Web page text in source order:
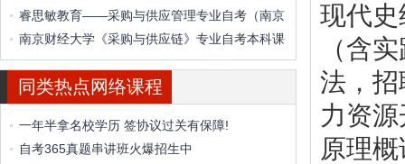
睿思敏教育——采购与供应管理专业自考（南京
南京财经大学《采购与供应链》专业自考本科课
同类热点网络课程
一年半拿名校学历 签协议过关有保障!
自考365真题串讲班火爆招生中
现代
（含
法，
力资
原理